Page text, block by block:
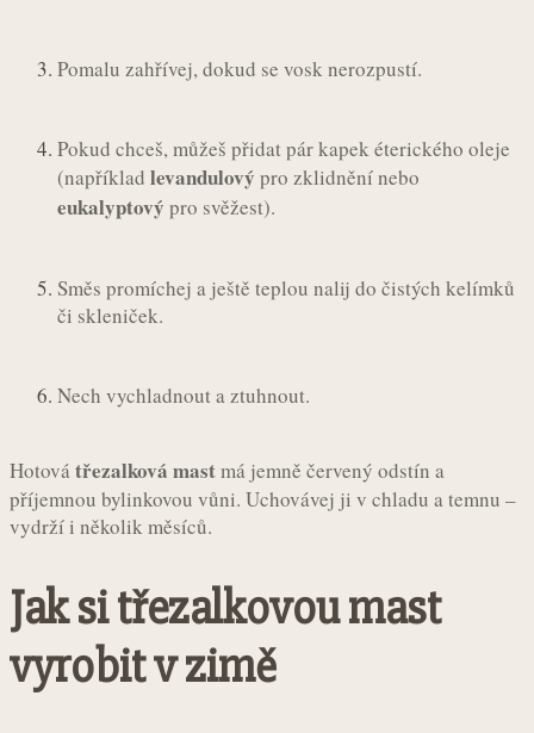
Pomalu zahřívej, dokud se vosk nerozpustí.
Pokud chceš, můžeš přidat pár kapek éterického oleje
(například levandulový pro zklidnění nebo
eukalyptový pro svěžest).
Směs promíchej a ještě teplou nalij do čistých kelímků
či skleniček.
Nech vychladnout a ztuhnout.
Hotová třezalková mastmá jemně červený odstín a
příjemnou bylinkovou vůni. Uchovávej ji v chladu a temnu –
vydrží i několik měsíců.
Jak si třezalkovou mast
vyrobit v zimě